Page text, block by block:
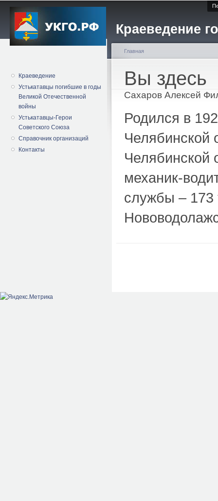
Краеведение
Краеведение
Устькатавцы погибшие в годы
Великой Отечественной
войны
Устькатавцы-Герои
Советского Союза
Справочник организаций
Контакты
Вы здесь
Главная
Сахаров Алексей
Родился в
Челябинской
Челябинской
механик-
службы – 173